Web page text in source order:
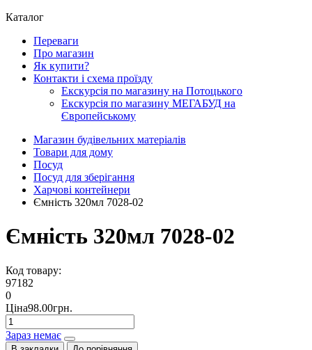
Каталог
Переваги
Про магазин
Як купити?
Контакти і схема проїзду
Екскурсія по магазину на Потоцького
Екскурсія по магазину МЕГАБУД на
Європейському
Магазин будівельних матеріалів
Товари для дому
Посуд
Посуд для зберігання
Харчові контейнери
Ємність 320мл 7028-02
Ємність 320мл 7028-02
Код товару:
97182
0
Ціна98.00грн.
Зараз немає